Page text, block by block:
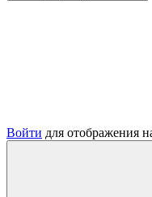
Войти для отображения